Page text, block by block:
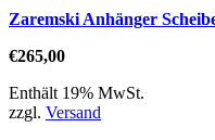
Zaremski Anhänger
€265,00
Enthält 19% MwSt.
zzgl. Versand